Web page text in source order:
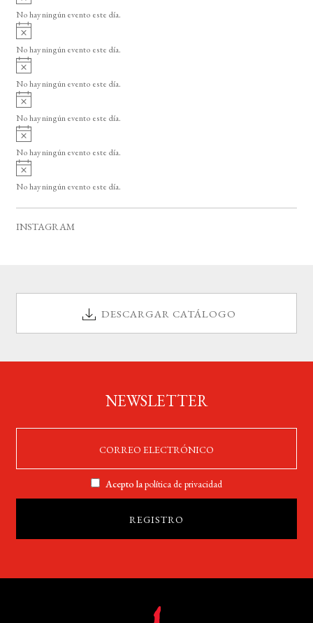
o
v
i
o
No hay ningún evento este día.
A
v
i
o
No hay ningún evento este día.
A
v
i
o
No hay ningún evento este día.
A
v
i
o
No hay ningún evento este día.
A
v
i
o
No hay ningún evento este día.
A
v
i
No hay ningún evento este día.
INSTAGRAM
DESCARGAR CATÁLOGO
NEWSLETTER
Acepto lapolítica de privacidad